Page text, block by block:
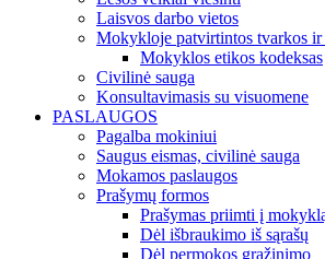
Laisvos darbo vietos
Mokykloje patvirtintos tvarkos ir
Mokyklos etikos kodeksas
Civilinė sauga
Konsultavimasis su visuomene
PASLAUGOS
Pagalba mokiniui
Saugus eismas, civilinė sauga
Mokamos paslaugos
Prašymų formos
Prašymas priimti į
Dėl išbraukimo iš sąrašų
Dėl permokos grąžinimo